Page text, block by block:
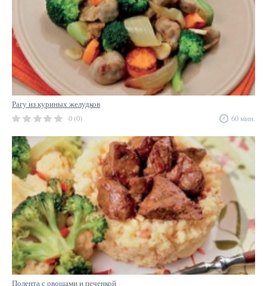
Рагу из куриных желудков
0 (0)
60 мин.
Полента с овощами и печенкой